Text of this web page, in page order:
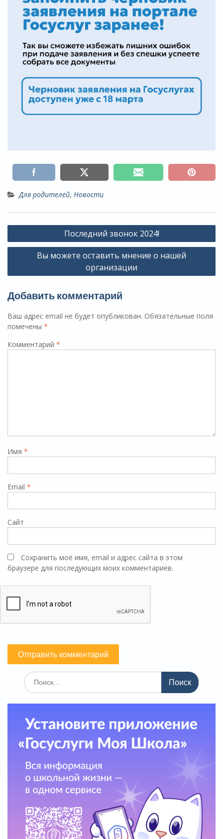
Для родителей, Новости
Навигация
по
записям
Последний звонок 2024!
Вы можете оставить мнение о нашей
организации
Добавить комментарий
Ваш адрес email не будет опубликован. Обязательные поля
помечены *
Комментарий *
Имя *
Email *
Сайт
Сохранить моё имя, email и адрес сайта в этом
браузере для последующих моих комментариев.
Поиск
по: